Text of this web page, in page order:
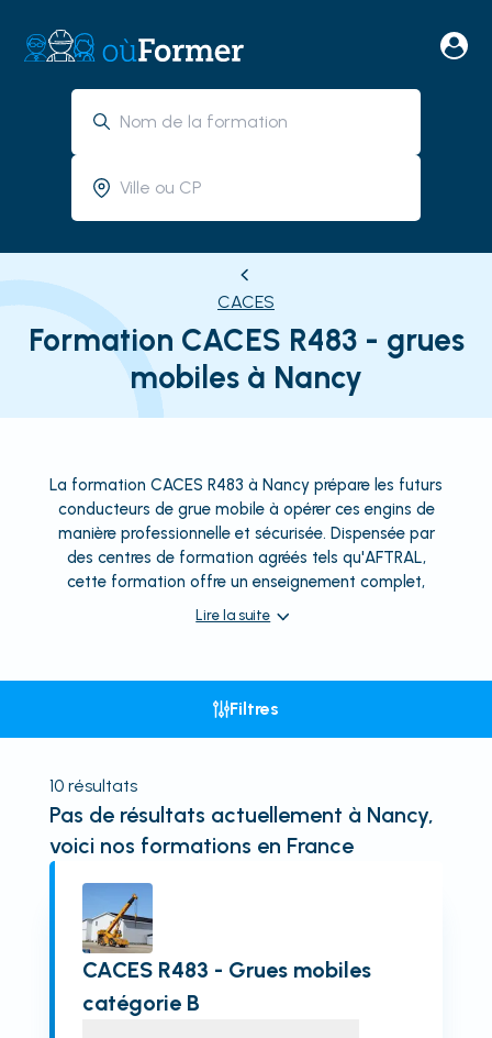
CACES
Formation CACES R483 - grues
mobiles à Nancy
La formation CACES R483 à Nancy prépare les futurs
conducteurs de grue mobile à opérer ces engins de
manière professionnelle et sécurisée. Dispensée par
des centres de formation agréés tels qu'AFTRAL,
cette formation offre un enseignement complet,
Lire la suite
Filtres
10résultats
Pas de résultats actuellement à Nancy,
voici nos formations en France
CACES R483 - Grues mobiles
catégorie B